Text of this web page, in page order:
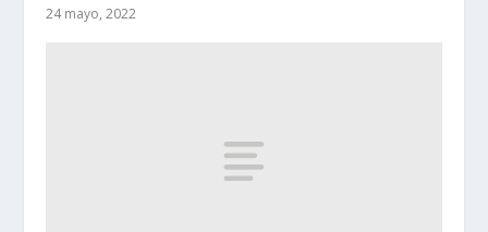
24 mayo, 2022